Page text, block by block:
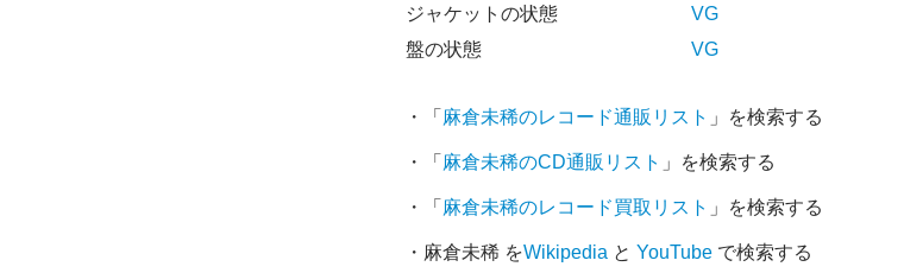
ジャケットの状態
VG
盤の状態
VG
・「 麻倉未稀のレコード通販リスト 」を検索する
・「 麻倉未稀のCD通販リスト 」を検索する
・「 麻倉未稀のレコード買取リスト 」を検索する
・麻倉未稀 をWikipedia と YouTube で検索する